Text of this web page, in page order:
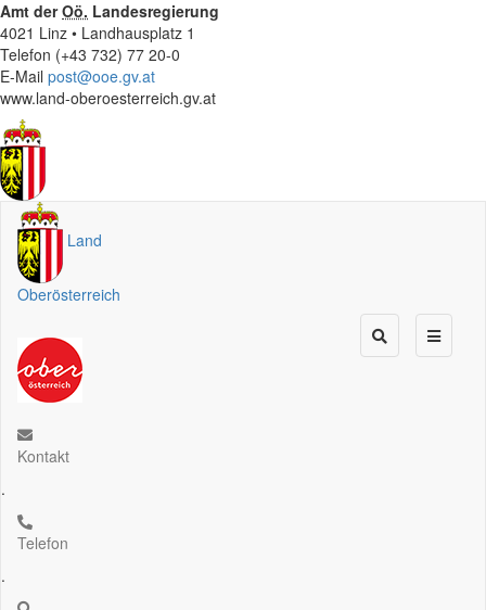
Amt derOö. Landesregierung
4021 Linz • Landhausplatz 1
Telefon (+43 732) 77 20-0
E-Mail post@ooe.gv.at
www.land-oberoesterreich.gv.at
Land
Oberösterreich
Kontakt
.
Telefon
.